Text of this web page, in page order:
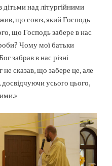
над літургійними
що союз, який Господь
що Господь забере в нас
Чому мої батьки
забрав в нас різні
сказав, що забере це, але
усього цього,